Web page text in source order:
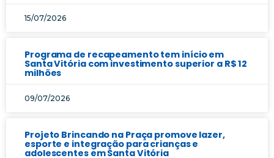
15/07/2026
Programa de recapeamento tem início em
Santa Vitória com investimento superior a R$ 12
milhões
09/07/2026
Projeto Brincando na Praça promove lazer,
esporte e integração para crianças e
adolescentes em Santa Vitória